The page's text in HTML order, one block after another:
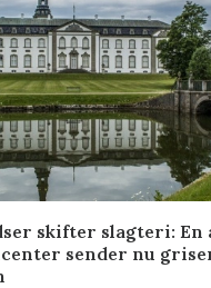
skifter slagteri: En
sender nu